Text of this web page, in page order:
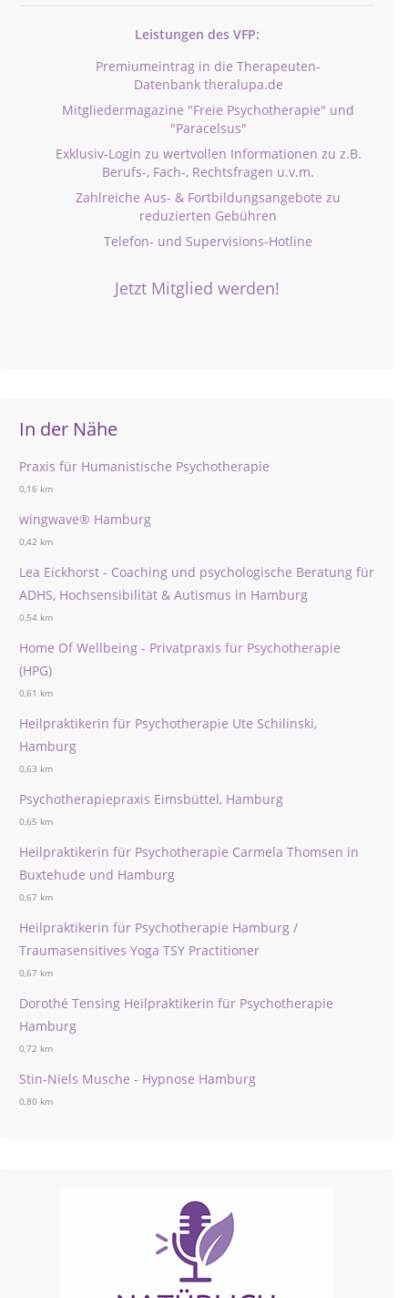
Leistungen des VFP:
Premiumeintrag in die Therapeuten-
Datenbank theralupa.de
Mitgliedermagazine "Freie Psychotherapie" und
"Paracelsus"
Exklusiv-Login zu wertvollen Informationen zu z.B.
Berufs-, Fach-, Rechtsfragen u.v.m.
Zahlreiche Aus- & Fortbildungsangebote zu
reduzierten Gebühren
Telefon- und Supervisions-Hotline
Jetzt Mitglied werden!
In der Nähe
Praxis für Humanistische Psychotherapie
0,16 km
wingwave® Hamburg
0,42 km
Lea Eickhorst - Coaching und psychologische Beratung für
ADHS, Hochsensibilität & Autismus in Hamburg
0,54 km
Home Of Wellbeing - Privatpraxis für Psychotherapie
(HPG)
0,61 km
Heilpraktikerin für Psychotherapie Ute Schilinski,
Hamburg
0,63 km
Psychotherapiepraxis Eimsbüttel, Hamburg
0,65 km
Heilpraktikerin für Psychotherapie Carmela Thomsen in
Buxtehude und Hamburg
0,67 km
Heilpraktikerin für Psychotherapie Hamburg /
Traumasensitives Yoga TSY Practitioner
0,67 km
Dorothé Tensing Heilpraktikerin für Psychotherapie
Hamburg
0,72 km
Stin-Niels Musche - Hypnose Hamburg
0,80 km